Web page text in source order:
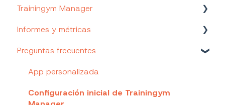
Hardware
Trainingym Rewards
Trainingym Diet
Trainingym Touch
Trainingym Manager
Alta del cliente y acceso a la app
Gestiona tu base de datos de clientes
Gestiona tu plantilla de empleados
Seguimiento y fidelización de clientes
Informes y métricas
Informes de clientes
Informes de empleados
Informes de encuestas de satisfacción y
Preguntas frecuentes
App personalizada
Configuración inicial de Trainingym